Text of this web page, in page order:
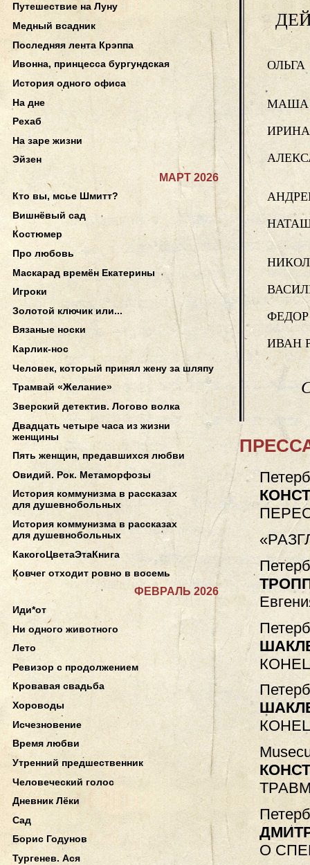
ОЛЬГА
МАША
ИРИНА
ФЕДОР
ИВАН
О
Путешествие на Луну
Медный всадник
Последняя лента Крэппа
Ивонна, принцесса бургундская
История одного офиса
На дне
Рехаб
На заре жизни
Эйзен
МАРТ 2026
Кто вы, мсье Шмитт?
Вишнёвый сад
Костюмер
Про любовь
Маскарад времён Екатерины
Игроки
Золотой ключик или...
Вязаные носки
Карлик-нос
Человек, который принял жену за шляпу
Трамвай «Желание»
Зверский детектив. Логово волка
Двадцать четыре часа из жизни
женщины
Пять женщин, предавшихся любви
Овидий. Рок. Метаморфозы
История коммунизма в рассказах
для душевнобольных
История коммунизма в рассказах
для душевнобольных
КакогоЦветаЭтаКнига
Ковчег отходит ровно в восемь
ФЕВРАЛЬ 2026
Иди*от
Ни одного животного
Лето
Ревизор с продолжением
Кровавая свадьба
Хороводы
Исчезновение
Время любви
Утренний предшественник
Человеческий голос
Дневник Лёки
Сад
Борис Годунов
Тургенев. Ася